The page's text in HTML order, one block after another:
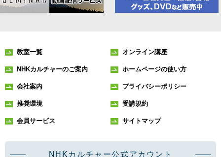
教室一覧 オンライン講座
NHKカルチャーのご案内 ホームページの使い方
会社案内 プライバシーポリシー
推奨環境 受講規約
会員サービス サイトマップ
NHKカルチャー公式アカウント